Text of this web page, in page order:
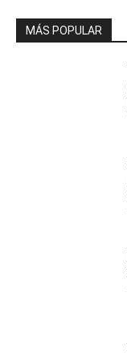
MÁS POPULAR